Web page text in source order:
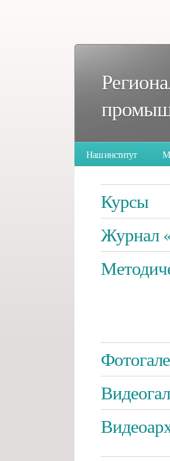
Наш институт
Курсы
Журнал